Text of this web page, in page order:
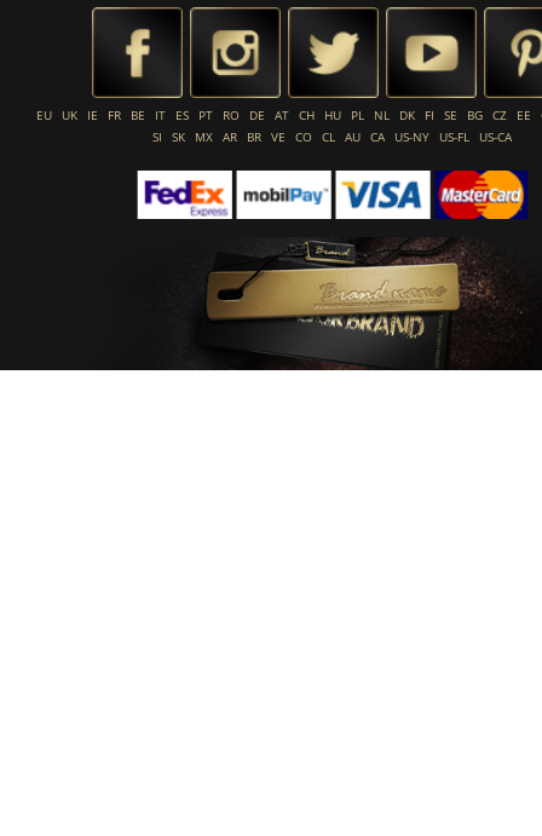
EU UK IE FR BE IT ES PT RO DE AT CH HU PL NL DK FI SE BG CZ EE
SI
SK MX AR BR VE CO CL AU CA US-NY US-FL US-CA